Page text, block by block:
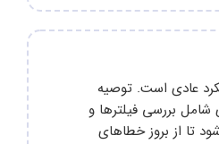
عادی است. توصیه
بررسی فیلترها و
تا از بروز خطاهای